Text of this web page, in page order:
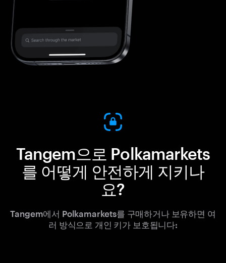
Tangem으로 Polkamarkets
를 어떻게 안전하게 지키나
요?
Tangem에서 Polkamarkets를 구매하거나 보유하면 여
러 방식으로 개인 키가 보호됩니다: